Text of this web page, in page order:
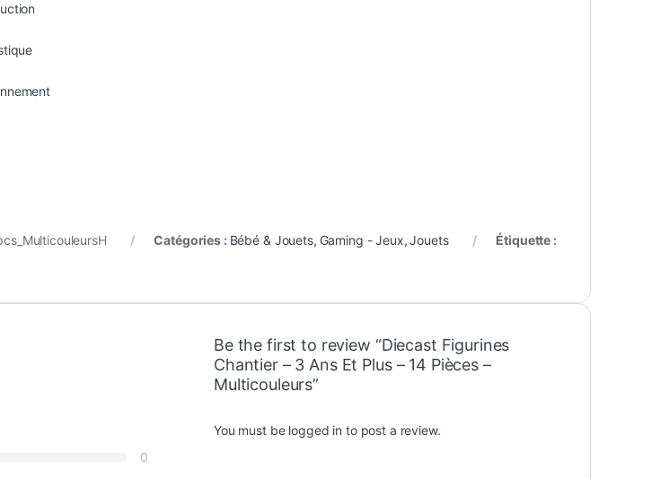
Catégories : Bébé & Jouets, Gaming - Jeux,Jouets
Étiquette :
0
Be the first to review “Diecast Figurines
Chantier – 3 Ans Et Plus – 14 Pièces –
Multicouleurs”
You must be logged in to post a review.